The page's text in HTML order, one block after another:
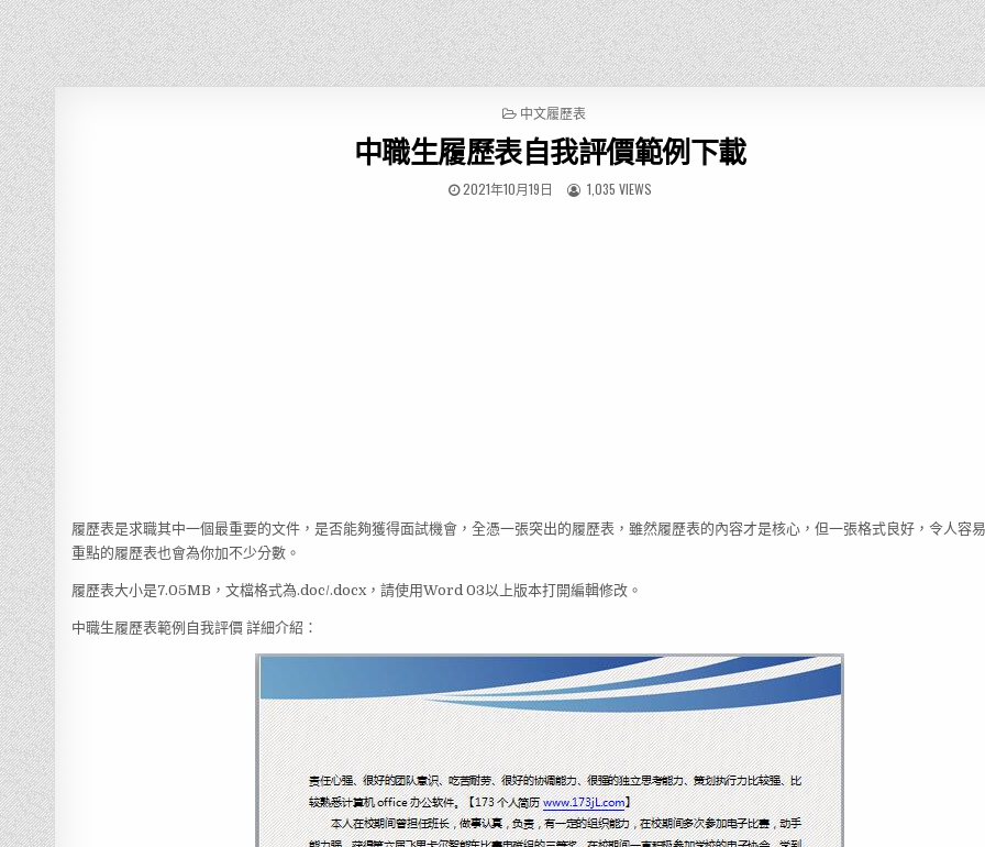
P
S
T
E
中文履歷表
中職生履歷表自我評價範例下載
2021年10月19日 1,035 VIEWS
履歷表是求職其中一個最重要的文件，是否能夠獲得面試機會，全憑一張突出的履歷表，雖然履歷表的內容才是核心，但一張格式良好，令人容
重點的履歷表也會為你加不少分數。
履歷表大小是7.05MB，文檔格式為.doc/.docx，請使用Word 03以上版本打開編輯修改。
中職生履歷表範例自我評價 詳細介紹：